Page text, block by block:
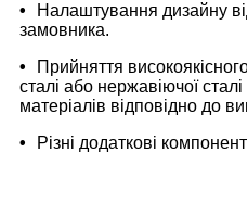
•
Налаштування дизайну
замовника.
•
Прийняття
сталі або нержавіючої
матеріалів відповідно до
•
Різні додаткові